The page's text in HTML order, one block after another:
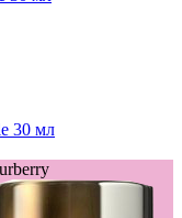
30 мл